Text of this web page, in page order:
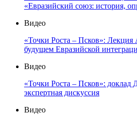
«Евразийский союз: история,
Видео
«Точки Роста – Псков»:
будущем Евразийской
Видео
«Точки Роста – Псков»: доклад
экспертная дискуссия
Видео